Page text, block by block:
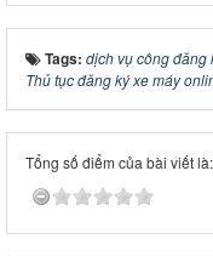
Tags: dịch vụ công đăng
Thủ tục đăng ký xe máy
Tổng số điểm của bài viết